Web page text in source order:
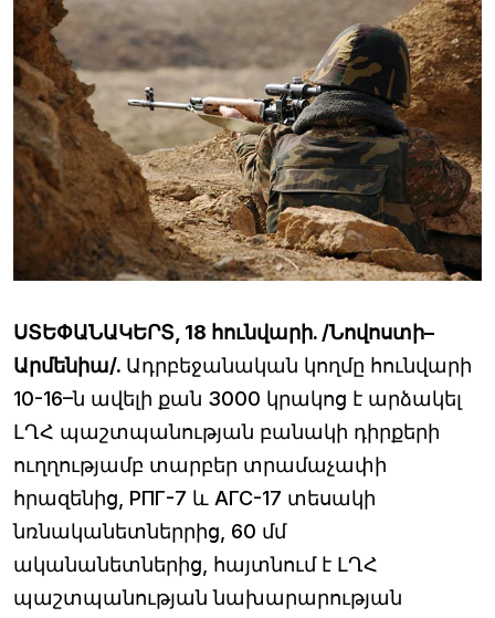
ՍՏԵՓԱՆԱԿԵՐՏ, 18 հունվարի. /Նովոստի–
Արմենիա/. Ադրբեջանական կողմը հունվարի
10-16–ն ավելի քան 3000 կրակոց է արձակել
ԼՂՀ պաշտպանության բանակի դիրքերի
ուղղությամբ տարբեր տրամաչափի
հրազենից, РПГ-7 և АГС-17 տեսակի
նռնականետներրից, 60 մմ
ականանետներից, հայտնում է ԼՂՀ
պաշտպանության նախարարության